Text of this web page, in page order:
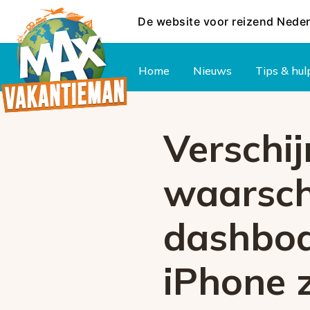
De website voor reizend
Home Nieuws Tips &
iPhone